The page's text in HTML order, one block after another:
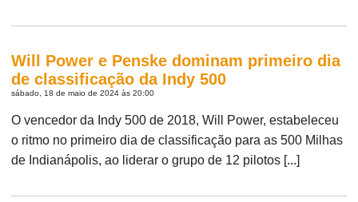
Will Power e Penske dominam primeiro dia
de classificação da Indy 500
sábado, 18 de maio de 2024 às 20:00
O vencedor da Indy 500 de 2018, Will Power, estabeleceu
o ritmo no primeiro dia de classificação para as 500 Milhas
de Indianápolis, ao liderar o grupo de 12 pilotos [...]